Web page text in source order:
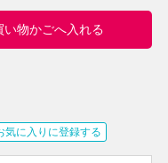
い物かごへ入れる
気に入りに登録する